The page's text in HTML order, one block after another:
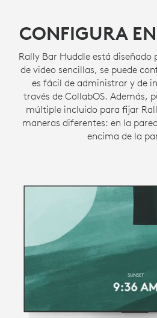
CONFIGURA
Rally Bar Huddle está diseñado
de video sencillas, se puede
es fácil de administrar y de
través de CollabOS. Además,
múltiple incluido para fijar
maneras diferentes: en la
encima de la